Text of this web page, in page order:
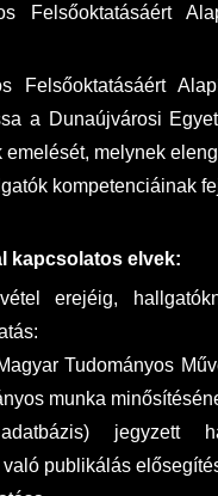
Felsőoktatásáért
Felsőoktatásáért
a Dunaújvárosi
melynek
kompetenciáinak
kapcsolatos elvek:
erejéig,
Tudományos
munka
jegyzett
publikálás